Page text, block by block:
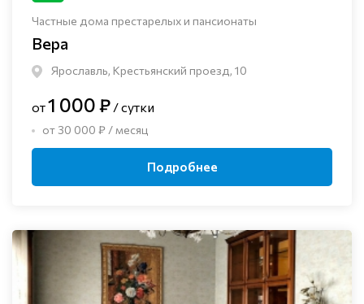
Частные дома престарелых и пансионаты
Вера
Ярославль, Крестьянский проезд, 10
от1 000 ₽ / сутки
от 30 000 ₽ / месяц
Подробнее